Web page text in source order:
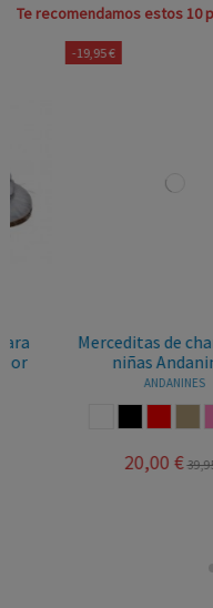
Te recomendamos estos 10
-19,95 €
Merceditas de charol
niñas Andanines.
ANDANINES
20,00 € 39,95 €